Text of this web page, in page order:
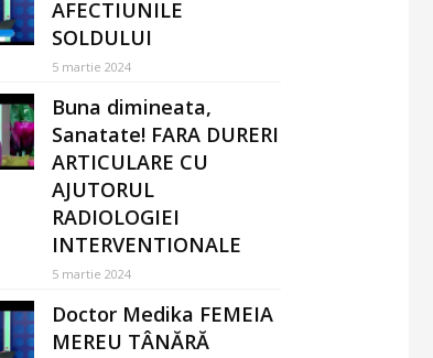
AFECTIUNILE
SOLDULUI
5 martie 2024
Buna dimineata,
Sanatate! FARA DURERI
ARTICULARE CU
AJUTORUL
RADIOLOGIEI
INTERVENTIONALE
5 martie 2024
Doctor Medika FEMEIA
MEREU TÂNĂRĂ